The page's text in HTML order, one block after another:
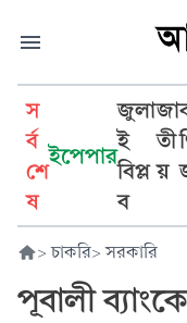
স
র্ব
শে
ষ
ইপেপার
জুলা
ই
বিপ্ল
ব
জা
তী
য়
> চাকরি> সরকারি
পূবালী